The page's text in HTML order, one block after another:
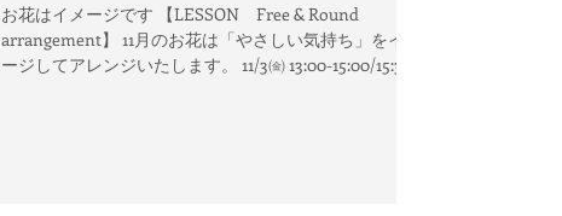
お花はイメージです 【LESSON Free & Round
arrangement】 11月のお花は「やさしい気持ち」をイメ
ージしてアレンジいたします。 11/3㈮ 13:00-15:00/15:30-